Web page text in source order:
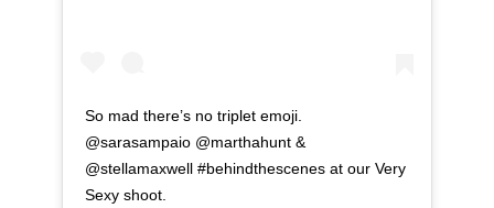
So mad there’s no triplet emoji.
@sarasampaio @marthahunt &
@stellamaxwell #behindthescenes at our Very
Sexy shoot.